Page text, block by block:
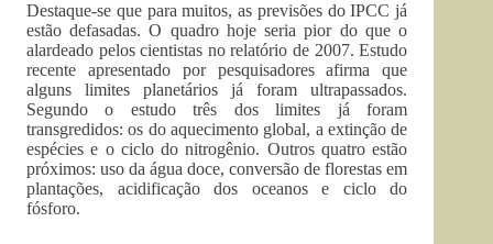
Destaque-se que para muitos, as previsões do IPCC já
estão defasadas. O quadro hoje seria pior do que o
alardeado pelos cientistas no relatório de 2007. Estudo
recente apresentado por pesquisadores afirma que
alguns limites planetários já foram ultrapassados.
Segundo o estudo três dos limites já foram
transgredidos: os do aquecimento global, a extinção de
espécies e o ciclo do nitrogênio. Outros quatro estão
próximos: uso da água doce, conversão de florestas em
plantações, acidificação dos oceanos e ciclo do
fósforo.